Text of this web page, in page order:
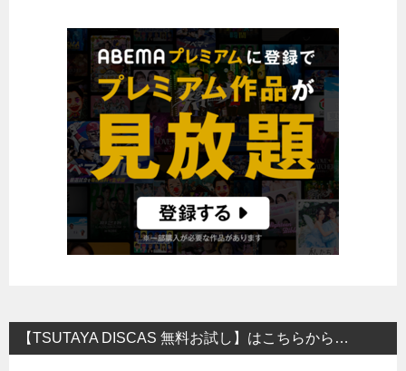
【TSUTAYA DISCAS 無料お試し】はこちらから…